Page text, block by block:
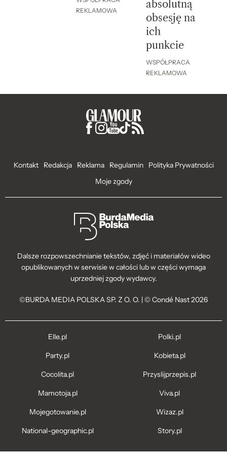
REKLAMOWA
absolutną
obsesję na
ich
punkcie
WSPÓŁPRACA
REKLAMOWA
Kontakt Redakcja Reklama Regulamin
Polityka Prywatności
Moje zgody
Dalsze rozpowszechnianie tekstów, zdjęć i materiałów wideo
opublikowanych w serwisie w całości lub w części wymaga
uprzedniej zgody wydawcy.
©BURDA MEDIA POLSKA SP. Z O. O. | © Condé Nast 2026
Elle.pl
Party.pl
Cocolita.pl
Mamotoja.pl
Mojegotowanie.pl
National-geographic.pl
Polki.pl
Kobieta.pl
Przyslijprzepis.pl
Viva.pl
Wizaz.pl
Story.pl